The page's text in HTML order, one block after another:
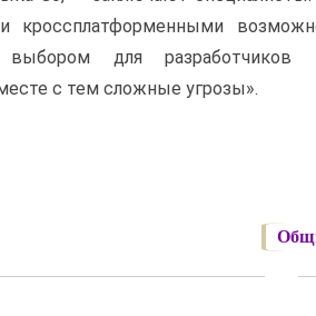
кроссплатформенными
выбором для разработчиков
с тем сложные угрозы».